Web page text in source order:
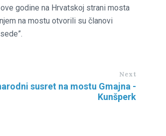
godine na Hrvatskoj strani mosta
na mostu otvorili su članovi
Next
susret na mostu Gmajna -
Kunšperk